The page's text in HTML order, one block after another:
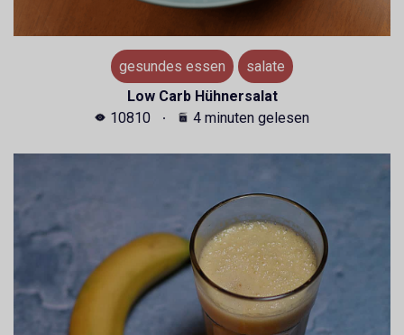
gesundes essen
salate
Low Carb Hühnersalat
10810
4 minuten gelesen